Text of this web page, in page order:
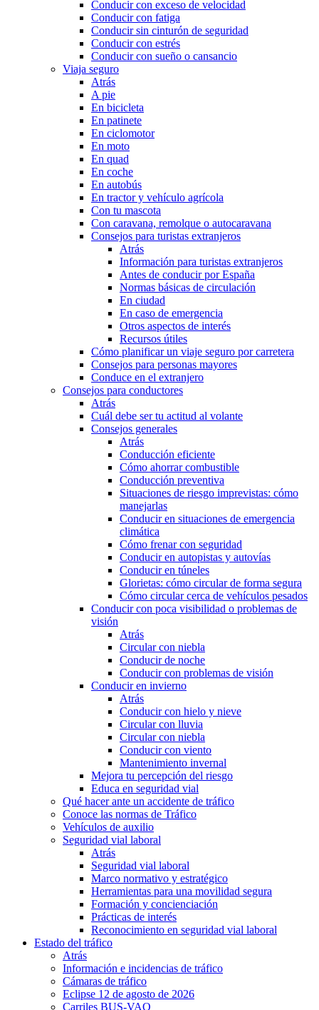
Conducir con exceso de velocidad
Conducir con fatiga
Conducir sin cinturón de seguridad
Conducir con estrés
Conducir con sueño o cansancio
Viaja seguro
Atrás
A pie
En bicicleta
En patinete
En ciclomotor
En moto
En quad
En coche
En autobús
En tractor y vehículo agrícola
Con tu mascota
Con caravana, remolque o autocaravana
Consejos para turistas extranjeros
Atrás
Información para turistas extranjeros
Antes de conducir por España
Normas básicas de circulación
En ciudad
En caso de emergencia
Otros aspectos de interés
Recursos útiles
Cómo planificar un viaje seguro por carretera
Consejos para personas mayores
Conduce en el extranjero
Consejos para conductores
Atrás
Cuál debe ser tu actitud al volante
Consejos generales
Atrás
Conducción eficiente
Cómo ahorrar combustible
Conducción preventiva
Situaciones de riesgo imprevistas: cómo
manejarlas
Conducir en situaciones de emergencia
climática
Cómo frenar con seguridad
Conducir en autopistas y autovías
Conducir en túneles
Glorietas: cómo circular de forma segura
Cómo circular cerca de vehículos pesados
Conducir con poca visibilidad o problemas de
visión
Atrás
Circular con niebla
Conducir de noche
Conducir con problemas de visión
Conducir en invierno
Atrás
Conducir con hielo y nieve
Circular con lluvia
Circular con niebla
Conducir con viento
Mantenimiento invernal
Mejora tu percepción del riesgo
Educa en seguridad vial
Qué hacer ante un accidente de tráfico
Conoce las normas de Tráfico
Vehículos de auxilio
Seguridad vial laboral
Atrás
Seguridad vial laboral
Marco normativo y estratégico
Herramientas para una movilidad segura
Formación y concienciación
Prácticas de interés
Reconocimiento en seguridad vial laboral
Estado del tráfico
Atrás
Información e incidencias de tráfico
Cámaras de tráfico
Eclipse 12 de agosto de 2026
Carriles BUS-VAO